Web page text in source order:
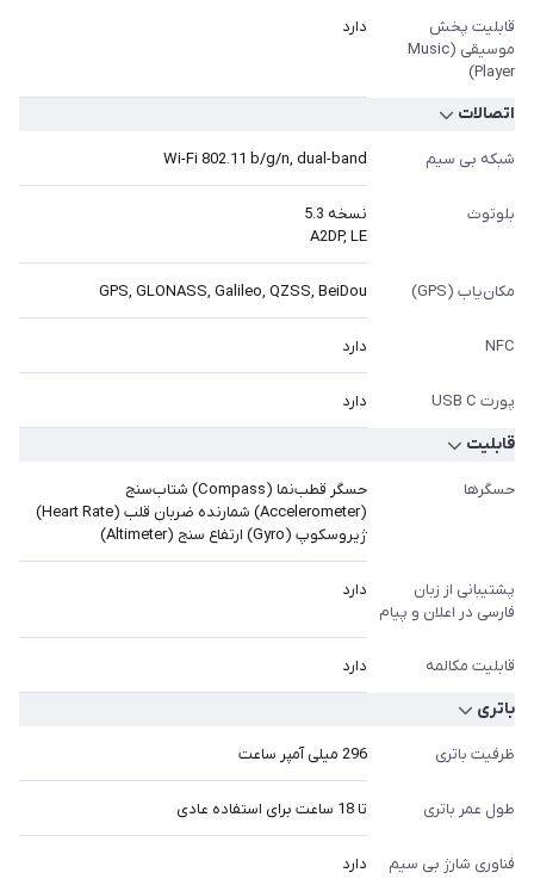
قابلیت پخش
موسیقی (Music
Player)
دارد
اتصالات
شبکه بی سیم Wi-Fi 802.11 b/g/n, dual-band
بلوتوث
نسخه 5.3
A2DP, LE
مکان‌یاب (GPS) GPS, GLONASS, Galileo, QZSS, BeiDou
NFC دارد
پورت USB C دارد
قابلیت
حسگرها
حسگر قطب‌نما (Compass) شتاب‌سنج
(Accelerometer) شمارنده ضربان قلب (Heart Rate)
ژیروسکوپ (Gyro) ارتفاع سنج (Altimeter)
پشتیبانی از زبان
فارسی در اعلان و پیام
دارد
قابلیت مکالمه دارد
باتری
ظرفیت باتری 296 میلی آمپر ساعت
طول عمر باتری تا 18 ساعت برای استفاده عادی
فناوری شارژ بی سیم دارد